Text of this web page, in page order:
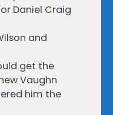
Daniel Craig
and
get the
Vaughn
him the